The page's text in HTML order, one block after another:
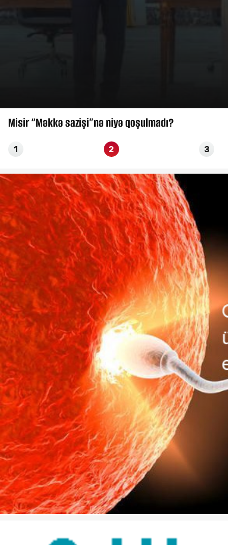
Misir “Məkkə sazişi”nə niyə qoşulmadı?
1 2 3